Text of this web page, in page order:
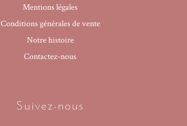
Mentions légales
Conditions générales de vente
Notre histoire
Contactez-nous
Suivez-nous